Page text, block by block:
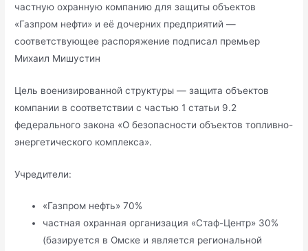
частную охранную компанию для защиты объектов
«Газпром нефти» и её дочерних предприятий —
соответствующее распоряжение подписал премьер
Михаил Мишустин
Цель военизированной структуры — защита объектов
компании в соответствии с частью 1 статьи 9.2
федерального закона «О безопасности объектов топливно-
энергетического комплекса».
Учредители:
«Газпром нефть» 70%
частная охранная организация «Стаф-Центр» 30%
(базируется в Омске и является региональной